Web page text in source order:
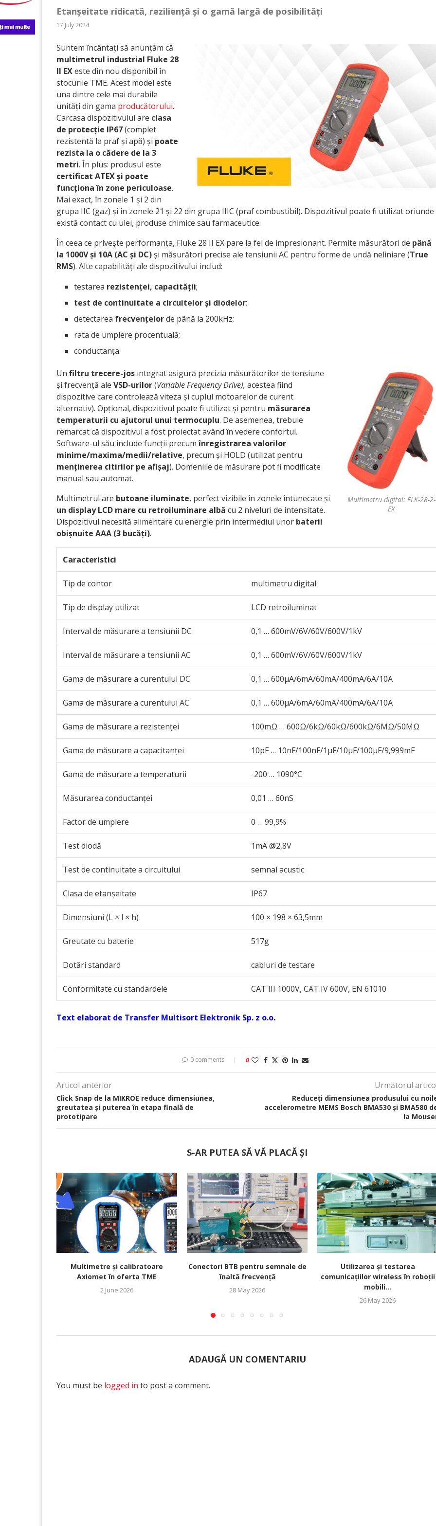
Etanșeitate ridicată, reziliență și o gamă largă de posibilități
17 July 2024
Suntem încântați să anunțăm că
multimetrul industrial Fluke 28
II EXeste din nou disponibil în
stocurile TME. Acest model este
una dintre cele mai durabile
unități din gama producătorului.
Carcasa dispozitivului are clasa
de protecție IP67(complet
rezistentă la praf și apă) și poate
rezista la o cădere de la 3
metri. În plus: produsul este
certificat ATEX și poate
funcționa în zone periculoase.
Mai exact, în zonele 1 și 2 din
grupa IIC (gaz) și în zonele 21 și 22 din grupa IIIC (praf combustibil). Dispozitivul poate fi utilizat oriunde
există contact cu ulei, produse chimice sau farmaceutice.
În ceea ce privește performanța, Fluke 28 II EX pare la fel de impresionant. Permite măsurători de până
la 1000V și 10A (AC și DC)și măsurători precise ale tensiunii AC pentru forme de undă neliniare (True
RMS). Alte capabilități ale dispozitivului includ:
testarea rezistenței, capacității;
test de continuitate a circuitelor și diodelor;
detectarea frecvențelorde până la 200kHz;
rata de umplere procentuală;
conductanța.
Multimetru digital: FLK-28-2-
EX
Un filtru trecere-jos integrat asigură precizia măsurătorilor de tensiune
și frecvență ale VSD-urilor(Variable Frequency Drive), acestea fiind
dispozitive care controlează viteza și cuplul motoarelor de curent
alternativ). Opțional, dispozitivul poate fi utilizat și pentru măsurarea
temperaturii cu ajutorul unui termocuplu. De asemenea, trebuie
remarcat că dispozitivul a fost proiectat având în vedere confortul.
Software-ul său include funcții precumînregistrarea valorilor
minime/maxima/medii/relative, precum și HOLD (utilizat pentru
menținerea citirilor pe afișaj). Domeniile de măsurare pot fi modificate
manual sau automat.
Multimetrul are butoane iluminate, perfect vizibile în zonele întunecate și
un display LCD mare cu retroiluminare albă cu 2 niveluri de intensitate.
Dispozitivul necesită alimentare cu energie prin intermediul unor baterii
obișnuite AAA (3 bucăți).
Caracteristici
Tip de contor multimetru digital
Tip de display utilizat LCD retroiluminat
Interval de măsurare a tensiunii DC 0,1 … 600mV/6V/60V/600V/1kV
Interval de măsurare a tensiunii AC 0,1 … 600mV/6V/60V/600V/1kV
Gama de măsurare a curentului DC 0,1 … 600µA/6mA/60mA/400mA/6A/10A
Gama de măsurare a curentului AC 0,1 … 600µA/6mA/60mA/400mA/6A/10A
Gama de măsurare a rezistenței 100mΩ … 600Ω/6kΩ/60kΩ/600kΩ/6MΩ/50MΩ
Gama de măsurare a capacitanței 10pF … 10nF/100nF/1µF/10µF/100µF/9,999mF
Gama de măsurare a temperaturii -200 … 1090°C
Măsurarea conductanței 0,01 … 60nS
Factor de umplere 0 … 99,9%
Test diodă 1mA @2,8V
Test de continuitate a circuitului semnal acustic
Clasa de etanșeitate IP67
Dimensiuni (L × l × h) 100 × 198 × 63,5mm
Greutate cu baterie 517g
Dotări standard cabluri de testare
Conformitate cu standardele CAT III 1000V, CAT IV 600V, EN 61010
Text elaborat de Transfer Multisort Elektronik Sp. z o.o.
0 comments 0
Articol anterior
Click Snap de la MIKROE reduce dimensiunea,
greutatea și puterea în etapa finală de
prototipare
Următorul
Reduceți dimensiunea produsului cu
accelerometre MEMS Bosch BMA530 și BMA580
la
S-AR PUTEA SĂ VĂ PLACĂ ȘI
Multimetre și calibratoare
Axiomet în oferta TME
2 June 2026
Conectori BTB pentru semnale de
înaltă frecvență
28 May 2026
Utilizarea și testarea
comunicațiilor wireless în roboții
mobili...
26 May 2026
ADAUGĂ UN COMENTARIU
You must be logged in to post a comment.